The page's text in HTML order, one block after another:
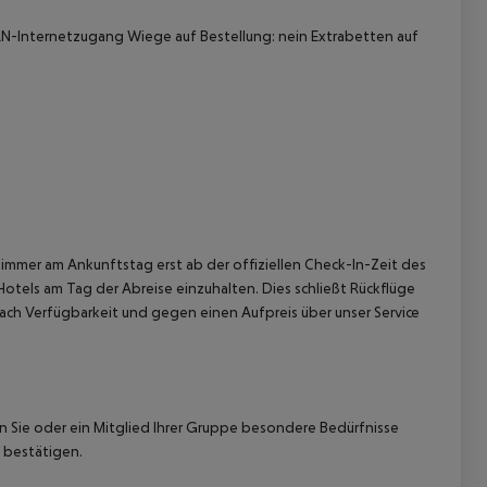
Internetzugang Wiege auf Bestellung: nein Extrabetten auf
am Ankunftstag erst ab der offiziellen Check-In-Zeit des
am Tag der Abreise einzuhalten. Dies schließt Rückflüge
Verfügbarkeit und gegen einen Aufpreis über unser Service
oder ein Mitglied Ihrer Gruppe besondere Bedürfnisse
bestätigen.